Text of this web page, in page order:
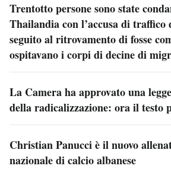
Trentotto persone sono state
Thailandia con l’accusa di traffico
seguito al ritrovamento di fosse
ospitavano i corpi di decine di
La Camera ha approvato una
della radicalizzazione: ora il testo
Christian Panucci è il nuovo
nazionale di calcio albanese